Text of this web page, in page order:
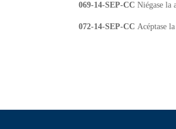
069-14-SEP-CC Niégase la
072-14-SEP-CCAcéptase